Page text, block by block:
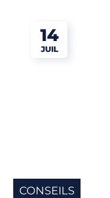
14
JUIL
CONSEILS